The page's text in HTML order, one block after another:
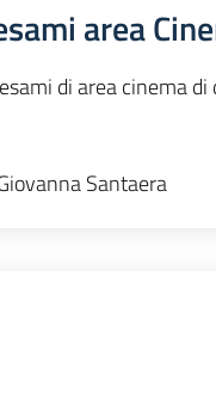
area
di area cinema
Santaera